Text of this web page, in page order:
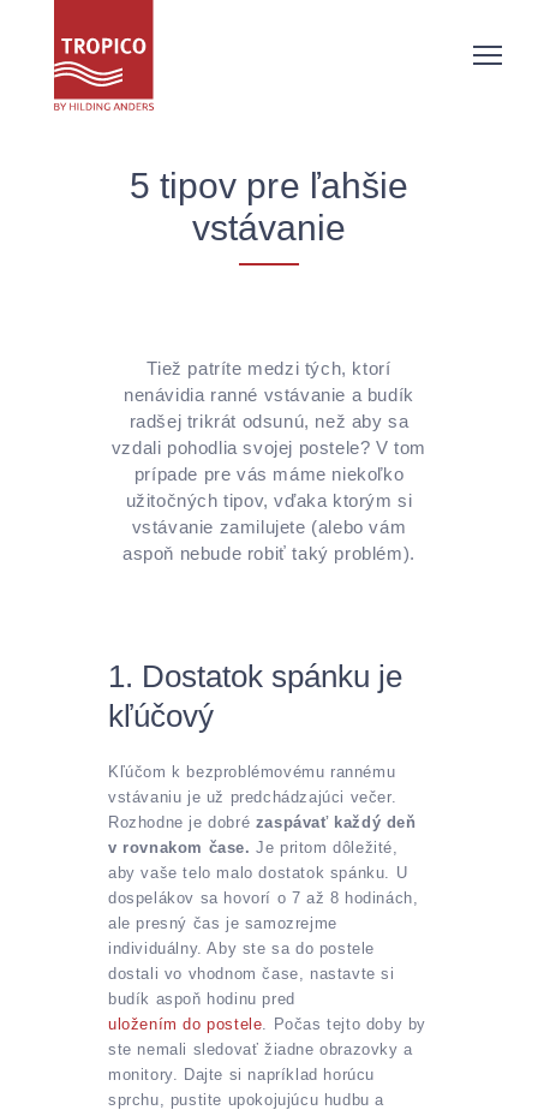
5 tipov pre ľahšie
vstávanie
Tiež patríte medzi tých, ktorí
nenávidia ranné vstávanie a budík
radšej trikrát odsunú, než aby sa
vzdali pohodlia svojej postele? V tom
prípade pre vás máme niekoľko
užitočných tipov, vďaka ktorým si
vstávanie zamilujete (alebo vám
aspoň nebude robiť taký problém).
1. Dostatok spánku je
kľúčový
Kľúčom k bezproblémovému rannému
vstávaniu je už predchádzajúci večer.
Rozhodne je dobré zaspávať každý deň
v rovnakom čase. Je pritom dôležité,
aby vaše telo malo dostatok spánku. U
dospelákov sa hovorí o 7 až 8 hodinách,
ale presný čas je samozrejme
individuálny. Aby ste sa do postele
dostali vo vhodnom čase, nastavte si
budík aspoň hodinu pred
uložením do postele . Počas tejto doby by
ste nemali sledovať žiadne obrazovky a
monitory. Dajte si napríklad horúcu
sprchu, pustite upokojujúcu hudbu a